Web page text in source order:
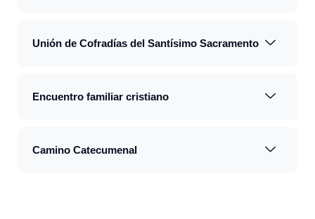
Unión de Cofradías del Santísimo Sacramento
Encuentro familiar cristiano
Camino Catecumenal